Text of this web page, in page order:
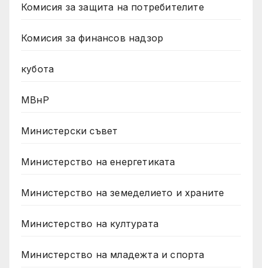
Комисия за защита на потребителите
Комисия за финансов надзор
кубота
МВнР
Министерски съвет
Министерство на енергетиката
Министерство на земеделието и храните
Министерство на културата
Министерство на младежта и спорта